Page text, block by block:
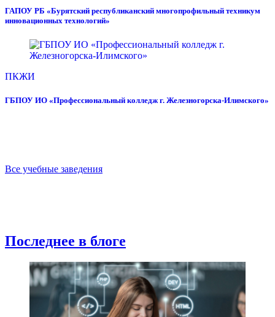
ГАПОУ РБ «Бурятский республиканский многопрофильный техникум
инновационных технологий»
ПКЖИ
ГБПОУ ИО «Профессиональный колледж г. Железногорска-Илимского»
Все учебные заведения
Последнее в блоге